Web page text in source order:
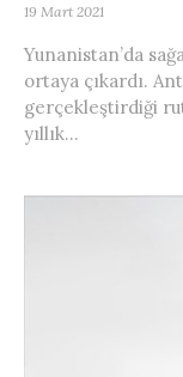
19 Mart 2021
Yunanistan’da
ortaya çıkardı.
gerçekleştirdiği
yıllık...